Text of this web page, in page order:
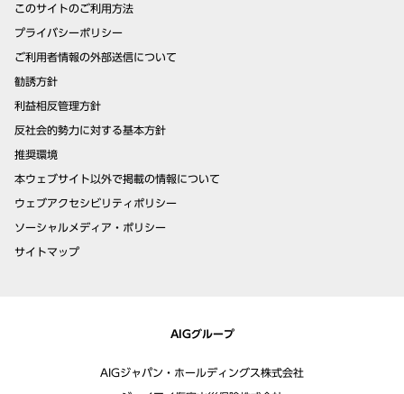
このサイトのご利用方法
プライバシーポリシー
ご利用者情報の外部送信について
勧誘方針
利益相反管理方針
反社会的勢力に対する基本方針
推奨環境
本ウェブサイト以外で掲載の情報について
ウェブアクセシビリティポリシー
ソーシャルメディア・ポリシー
サイトマップ
AIGグループ
AIGジャパン・ホールディングス株式会社